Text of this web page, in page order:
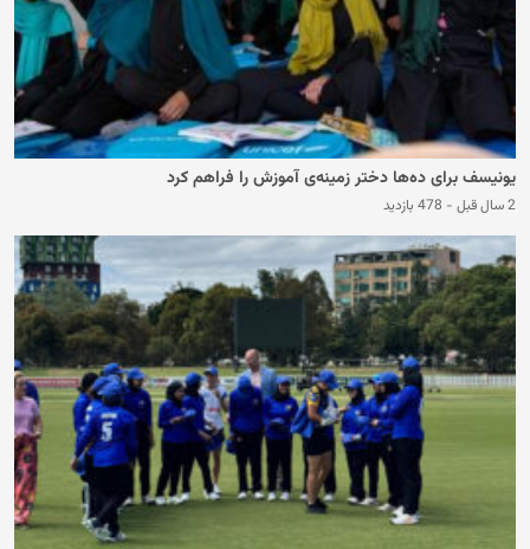
یونیسف برای ده‌ها دختر زمینه‌ی آموزش را فراهم کرد
2 سال قبل - 478 بازدید